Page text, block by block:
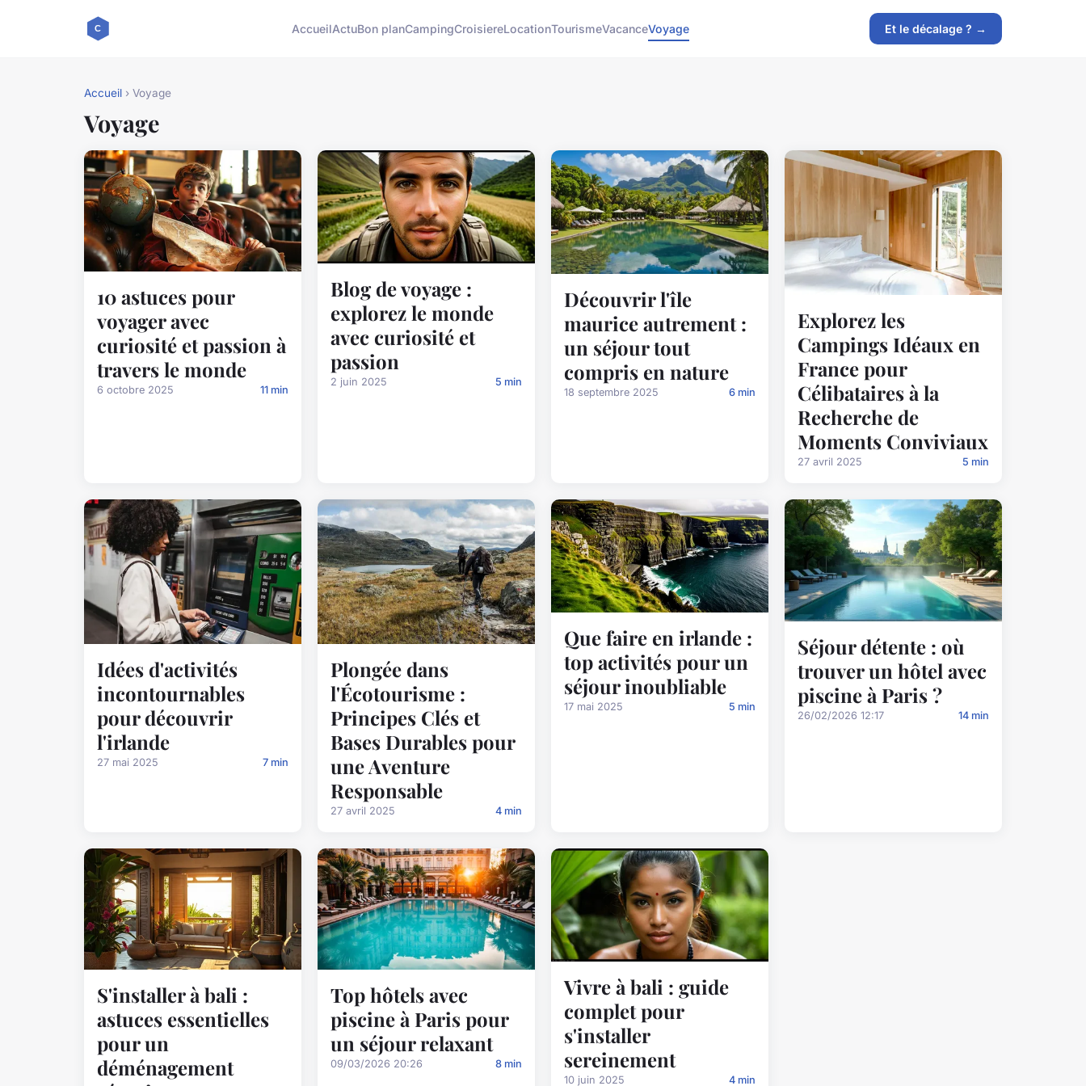
AccueilActuBon planCampingCroisiereLocationTourismeVacanceVoyage Et le décalage ? →
Accueil › Voyage
Voyage
10 astuces pour
voyager avec
curiosité et passion à
travers le monde
6 octobre 2025 11 min
Blog de voyage :
explorez le monde
avec curiosité et
passion
2 juin 2025 5 min
Découvrir l'île
maurice autrement :
un séjour tout
compris en nature
18 septembre 2025 6 min
Explorez les
Campings Idéaux en
France pour
Célibataires à la
Recherche de
Moments Conviviaux
27 avril 2025 5 min
Idées d'activités
incontournables
pour découvrir
l'irlande
27 mai 2025 7 min
Plongée dans
l'Écotourisme :
Principes Clés et
Bases Durables pour
une Aventure
Responsable
27 avril 2025 4 min
Que faire en irlande :
top activités pour un
séjour inoubliable
17 mai 2025 5 min
Séjour détente : où
trouver un hôtel avec
piscine à Paris ?
26/02/2026 12:17 14 min
S'installer à bali :
astuces essentielles
pour un
déménagement
Top hôtels avec
piscine à Paris pour
un séjour relaxant
09/03/2026 20:26 8 min
Vivre à bali : guide
complet pour
s'installer
sereinement
10 juin 2025 4 min